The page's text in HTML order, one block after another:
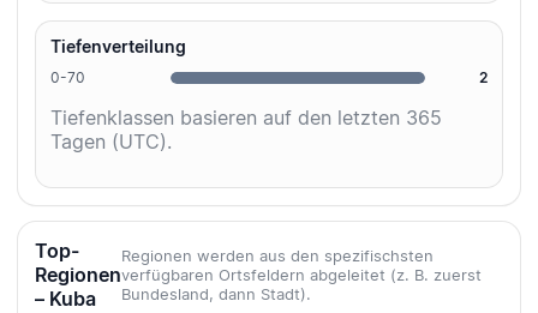
Tiefenverteilung
0-70 2
Tiefenklassen basieren auf den letzten 365
Tagen (UTC).
Top-
Regionen
– Kuba
Regionen werden aus den spezifischsten
verfügbaren Ortsfeldern abgeleitet (z. B. zuerst
Bundesland, dann Stadt).